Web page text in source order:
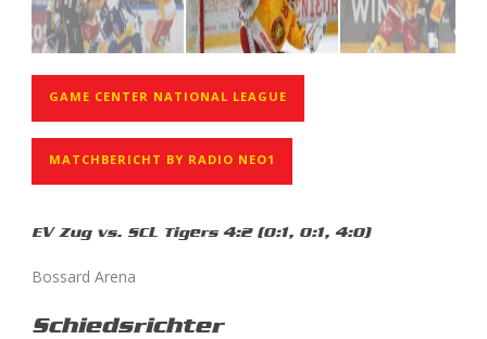
GAME CENTER NATIONAL LEAGUE
MATCHBERICHT BY RADIO NEO1
EV Zug vs. SCL Tigers 4:2 (0:1, 0:1, 4:0)
Bossard Arena
Schiedsrichter